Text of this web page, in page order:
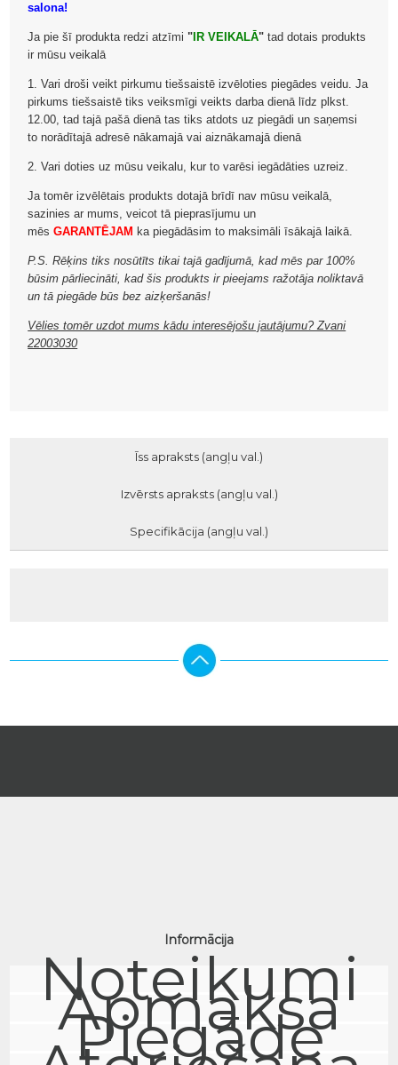
salona!
Ja pie šī produkta redzi atzīmi " IR VEIKALĀ" tad dotais produkts
ir mūsu veikalā
1. Vari droši veikt pirkumu tiešsaistē izvēloties piegādes veidu. Ja
pirkums tiešsaistē tiks veiksmīgi veikts darba dienā līdz plkst.
12.00, tad tajā pašā dienā tas tiks atdots uz piegādi un saņemsi
to norādītajā adresē nākamajā vai aiznākamajā dienā
2. Vari doties uz mūsu veikalu, kur to varēsi iegādāties uzreiz.
Ja tomēr izvēlētais produkts dotajā brīdī nav mūsu veikalā,
sazinies ar mums, veicot tā pieprasījumu un
mēsGARANTĒJAM ka piegādāsim to maksimāli īsākajā laikā.
P.S. Rēķins tiks nosūtīts tikai tajā gadījumā, kad mēs par 100%
būsim pārliecināti, kad šis produkts ir pieejams ražotāja noliktavā
un tā piegāde būs bez aizķeršanās!
Vēlies tomēr uzdot mums kādu interesējošu jautājumu? Zvani
22003030
Īss apraksts (angļu val.)
Izvērsts apraksts (angļu val.)
Specifikācija (angļu val.)
Informācija
Noteikumi
Apmaksa
Piegāde